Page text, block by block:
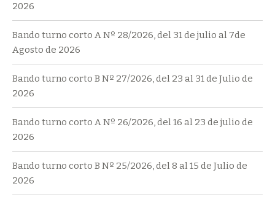
2026
Bando turno corto A Nº 28/2026, del 31 de julio al 7de
Agosto de 2026
Bando turno corto B Nº 27/2026, del 23 al 31 de Julio de
2026
Bando turno corto A Nº 26/2026, del 16 al 23 de julio de
2026
Bando turno corto B Nº 25/2026, del 8 al 15 de Julio de
2026